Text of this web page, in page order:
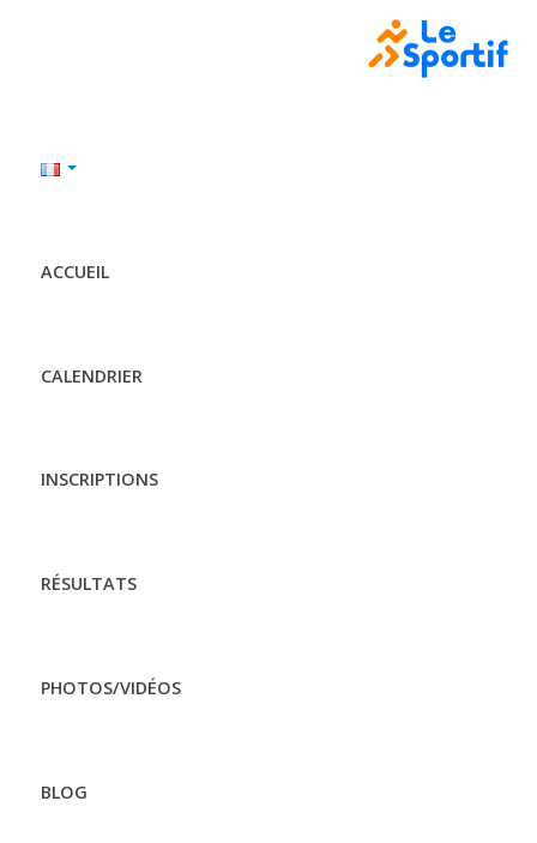
ACCUEIL
CALENDRIER
INSCRIPTIONS
RÉSULTATS
PHOTOS/VIDÉOS
BLOG